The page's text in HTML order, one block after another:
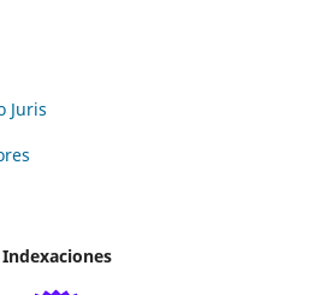
Juris
Indexaciones